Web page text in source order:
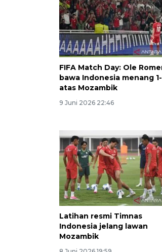
FIFA Match Day: Ole
bawa Indonesia menang
atas Mozambik
9 Juni 2026 22:46
Latihan resmi Timnas
Indonesia jelang lawan
Mozambik